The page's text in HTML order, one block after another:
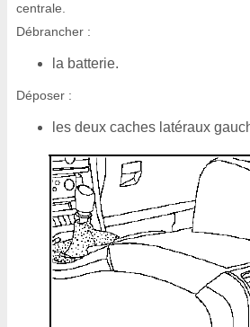
centrale.
Débrancher :
la batterie.
Déposer :
les deux caches latéraux